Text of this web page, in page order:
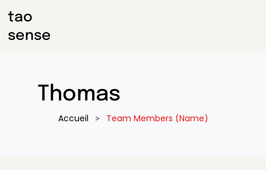
tao
sense
Thomas
Accueil > Team Members (Name)